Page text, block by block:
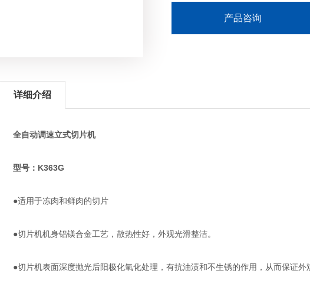
产品咨询
详细介绍
全自动调速立式切片机
型号：K363G
●适用于冻肉和鲜肉的切片
●切片机机身铝镁合金工艺，散热性好，外观光滑整洁。
●切片机表面深度抛光后阳极化氧化处理，有抗油渍和不生锈的作用，从而保证外